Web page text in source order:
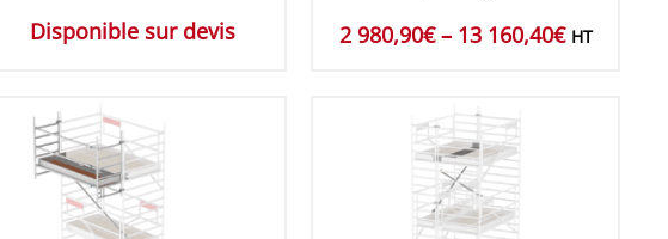
Disponible sur devis
2 980,90€– 13 160,40€ HT